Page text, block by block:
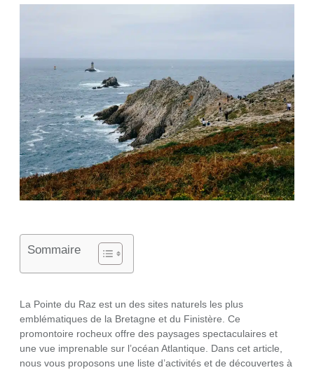
Sommaire
La Pointe du Raz est un des sites naturels les plus
emblématiques de la Bretagne et du Finistère. Ce
promontoire rocheux offre des paysages spectaculaires et
une vue imprenable sur l’océan Atlantique. Dans cet article,
nous vous proposons une liste d’activités et de découvertes à